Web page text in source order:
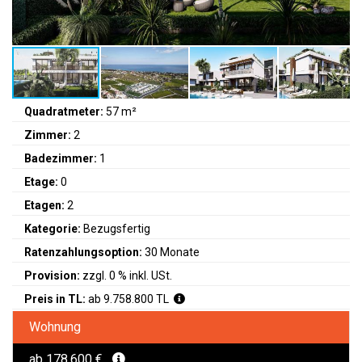
Quadratmeter: 57 m²
Zimmer: 2
Badezimmer: 1
Etage: 0
Etagen: 2
Kategorie: Bezugsfertig
Ratenzahlungsoption: 30 Monate
Provision: zzgl. 0 % inkl. USt.
Preis in TL: ab 9.758.800 TL
Wohnung